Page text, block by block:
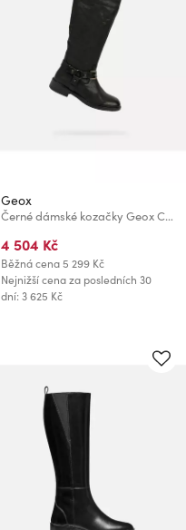
Geox
Černé dámské kozačky Geox Catria
4 504 Kč
Běžná cena5 299 Kč
Nejnižší cena za posledních 30
dní: 3 625 Kč